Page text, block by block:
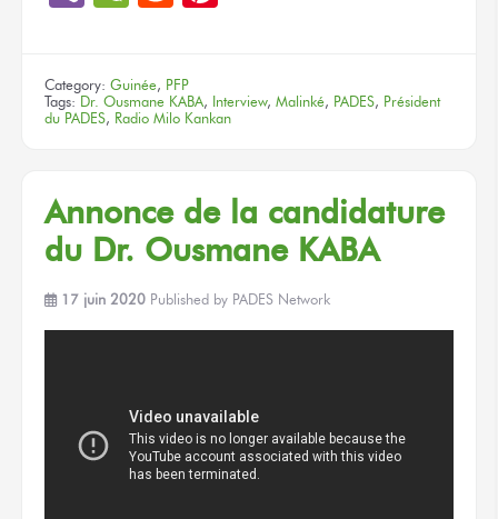
Category: Guinée, PFP
Tags: Dr. Ousmane KABA, Interview, Malinké, PADES, Président
du PADES, Radio Milo Kankan
Annonce de la candidature
du Dr. Ousmane KABA
17 juin 2020 Published by PADES Network